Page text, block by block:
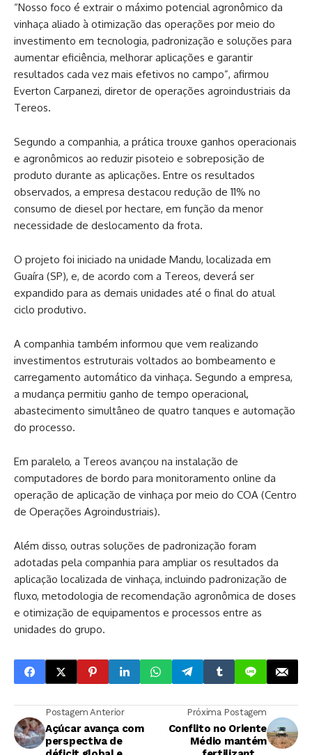
“Nosso foco é extrair o máximo potencial agronômico da
vinhaça aliado à otimização das operações por meio do
investimento em tecnologia, padronização e soluções para
aumentar eficiência, melhorar aplicações e garantir
resultados cada vez mais efetivos no campo”, afirmou
Everton Carpanezi, diretor de operações agroindustriais da
Tereos.
Segundo a companhia, a prática trouxe ganhos operacionais
e agronômicos ao reduzir pisoteio e sobreposição de
produto durante as aplicações. Entre os resultados
observados, a empresa destacou redução de 11% no
consumo de diesel por hectare, em função da menor
necessidade de deslocamento da frota.
O projeto foi iniciado na unidade Mandu, localizada em
Guaíra (SP), e, de acordo com a Tereos, deverá ser
expandido para as demais unidades até o final do atual
ciclo produtivo.
A companhia também informou que vem realizando
investimentos estruturais voltados ao bombeamento e
carregamento automático da vinhaça. Segundo a empresa,
a mudança permitiu ganho de tempo operacional,
abastecimento simultâneo de quatro tanques e automação
do processo.
Em paralelo, a Tereos avançou na instalação de
computadores de bordo para monitoramento online da
operação de aplicação de vinhaça por meio do COA (Centro
de Operações Agroindustriais).
Além disso, outras soluções de padronização foram
adotadas pela companhia para ampliar os resultados da
aplicação localizada de vinhaça, incluindo padronização de
fluxo, metodologia de recomendação agronômica de doses
e otimização de equipamentos e processos entre as
unidades do grupo.
Postagem Anterior
Açúcar avança com
perspectiva de
Próxima Postagem
Conflito no Oriente
Médio mantém